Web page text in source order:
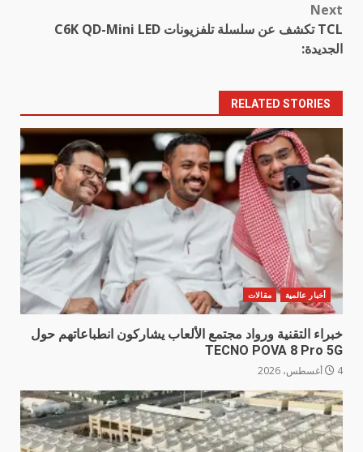
Next
TCL تكشف عن سلسلة تلفزيونات C6K QD-Mini LED
الجديدة:
RELATED STORIES
أخبار عالمية مقالات
خبراء التقنية ورواد مجتمع الألعاب يشاركون انطباعاتهم حول
TECNO POVA 8 Pro 5G
4 أغسطس، 2026